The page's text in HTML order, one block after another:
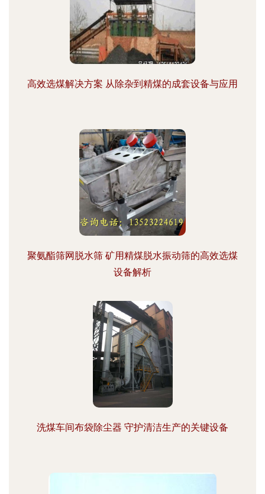
高效选煤解决方案 从除杂到精煤的成套设备与应用
聚氨酯筛网脱水筛 矿用精煤脱水振动筛的高效选煤
设备解析
洗煤车间布袋除尘器 守护清洁生产的关键设备